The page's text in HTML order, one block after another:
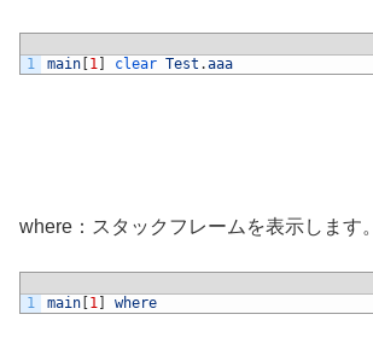
1 main [1 ] clear Test .aaa
where：スタックフレームを表示します。
1 main [1] where